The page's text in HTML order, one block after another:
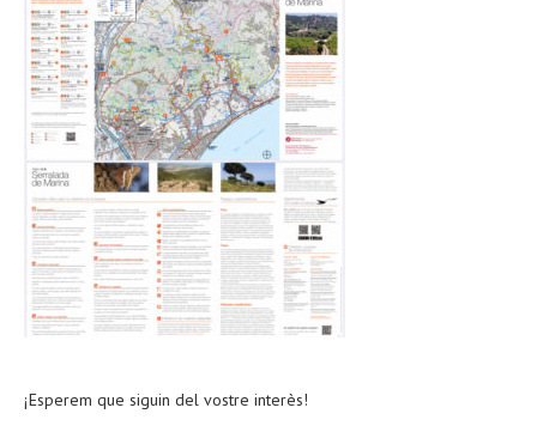
¡Esperem que siguin del vostre interès!